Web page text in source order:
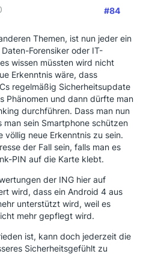
#84
Themen, ist nun jeder ein
Forensiker oder IT-
wissen müssten wird nicht
Erkenntnis wäre, dass
regelmäßig Sicherheitsupdate
Phänomen und dann dürfte man
durchführen. Dass man nun
sein Smartphone schützen
völlig neue Erkenntnis zu sein.
der Fall sein, falls man es
PIN auf die Karte klebt.
der ING hier auf
wird, dass ein Android 4 aus
unterstützt wird, weil es
mehr gepflegt wird.
ist, kann doch jederzeit die
Sicherheitsgefühlt zu